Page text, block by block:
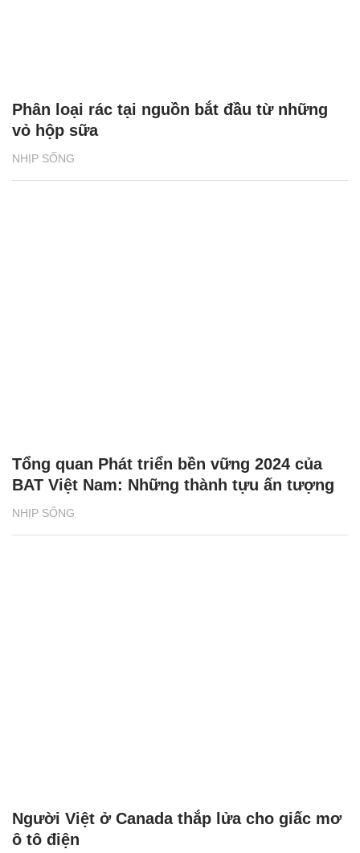
NHỊP SỐNG
Phân loại rác tại nguồn bắt đầu từ những
vỏ hộp sữa
NHỊP SỐNG
Tổng quan Phát triển bền vững 2024 của
BAT Việt Nam: Những thành tựu ấn tượng
Người Việt ở Canada thắp lửa cho giấc mơ
ô tô điện